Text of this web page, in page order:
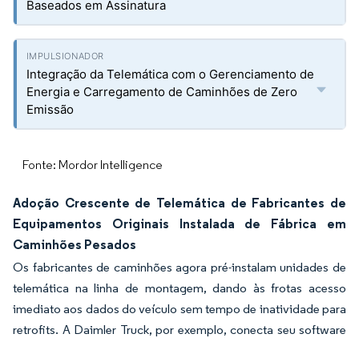
Baseados em Assinatura
Integração da Telemática com o Gerenciamento de
Energia e Carregamento de Caminhões de Zero
Emissão
Fonte: Mordor Intelligence
Adoção Crescente de Telemática de Fabricantes de
Equipamentos Originais Instalada de Fábrica em
Caminhões Pesados
Os fabricantes de caminhões agora pré-instalam unidades de
telemática na linha de montagem, dando às frotas acesso
imediato aos dados do veículo sem tempo de inatividade para
retrofits. A Daimler Truck, por exemplo, conecta seu software